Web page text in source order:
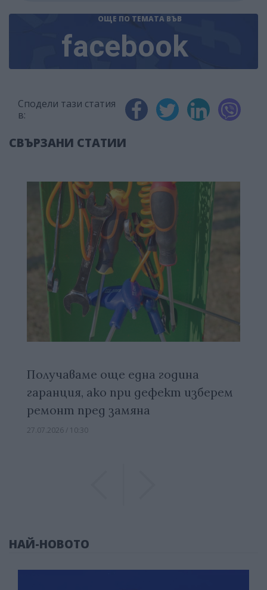
ОЩЕ ПО ТЕМАТА ВЪВ
facebook
Сподели тази статия
в:
СВЪРЗАНИ СТАТИИ
Получаваме още една година
гаранция, ако при дефект изберем
ремонт пред замяна
27.07.2026 / 10:30
НАЙ-НОВОТО